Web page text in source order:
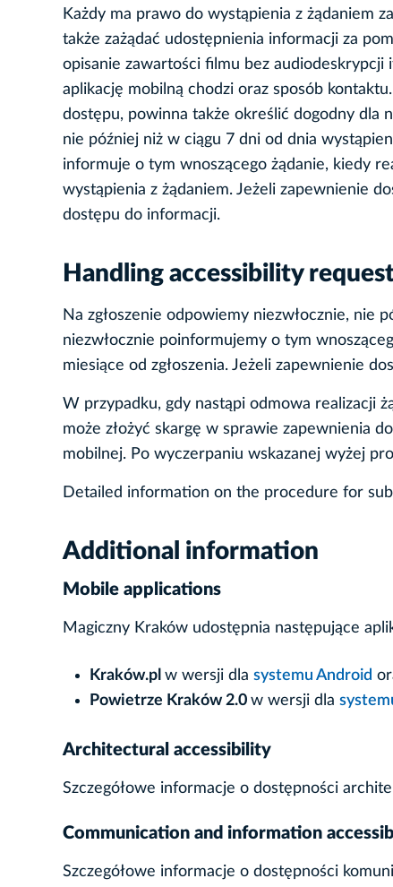
Każdy ma prawo do wystąpienia z żądaniem
także zażądać udostępnienia informacji za
opisanie zawartości filmu bez audiodeskrypcji
aplikację mobilną chodzi oraz sposób
dostępu, powinna także określić dogodny dla
nie później niż w ciągu 7 dni od dnia
informuje o tym wnoszącego żądanie, kiedy
wystąpienia z żądaniem. Jeżeli zapewnienie
dostępu do informacji.
Handling accessibility
Na zgłoszenie odpowiemy niezwłocznie, nie
niezwłocznie poinformujemy o tym
miesiące od zgłoszenia. Jeżeli zapewnienie
W przypadku, gdy nastąpi odmowa realizacji
może złożyć skargę w sprawie zapewnienia
mobilnej. Po wyczerpaniu wskazanej wyżej
Detailed information on the procedure for
Additional information
Mobile applications
Magiczny Kraków udostępnia następujące
Kraków.pl w wersji dla systemu Android
Powietrze Kraków 2.0 w wersji dla
Architectural accessibility
Szczegółowe informacje o dostępności
Communication and information
Szczegółowe informacje o dostępności